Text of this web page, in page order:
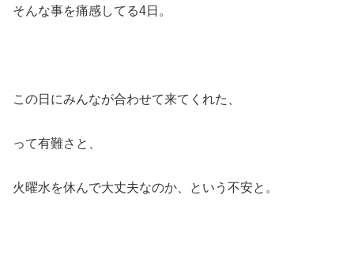
そんな事を痛感してる4日。
この日にみんなが合わせて来てくれた、
って有難さと、
火曜水を休んで大丈夫なのか、という不安と。